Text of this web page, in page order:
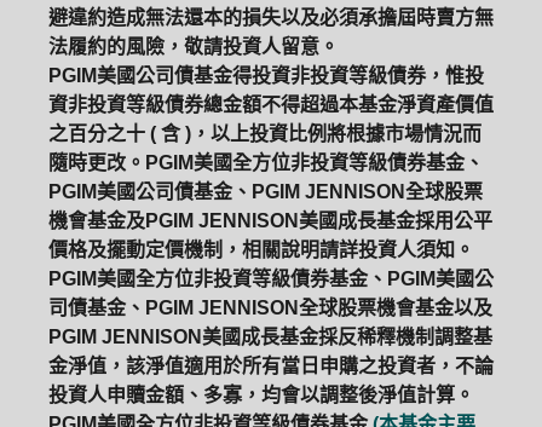
PGIM系列基金 168循環投資
定期(不)定額 高成長基金 月配息
避違約造成無法還本的損失以及必須承擔屆時賣方無
法履約的風險，敬請投資人留意。
PGIM美國公司債基金得投資非投資等級債券，惟投
資非投資等級債券總金額不得超過本基金淨資產價值
之百分之十 ( 含 )，以上投資比例將根據市場情況而
隨時更改。PGIM美國全方位非投資等級債券基金、
PGIM美國公司債基金、PGIM JENNISON全球股票
機會基金及PGIM JENNISON美國成長基金採用公平
價格及擺動定價機制，相關說明請詳投資人須知。
PGIM美國全方位非投資等級債券基金、PGIM美國公
司債基金、PGIM JENNISON全球股票機會基金以及
PGIM JENNISON美國成長基金採反稀釋機制調整基
金淨值，該淨值適用於所有當日申購之投資者，不論
投資人申贖金額、多寡，均會以調整後淨值計算。